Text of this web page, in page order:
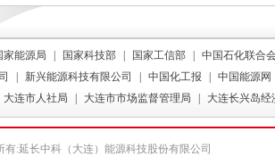
家能源局 国家科技部 国家工信部
中国石化联合
新兴能源科技有限公司 中国化工报
中国能源网
大连市人社局 大连市市场监督管理局 大连长兴岛经
有:延长中科（大连）能源科技股份有限公司